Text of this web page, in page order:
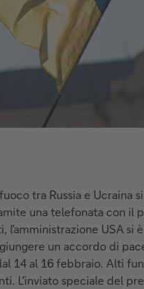
tra Russia e Ucraina
una telefonata con il
USA si
un accordo di
14 al 16 febbraio. Alti
L'inviato speciale del